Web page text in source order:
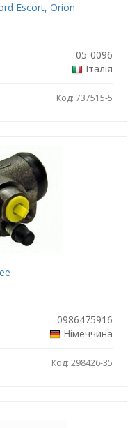
Escort, Orion
05-0096
Італія
Код: 737515-5
0986475916
Німеччина
Код: 298426-35